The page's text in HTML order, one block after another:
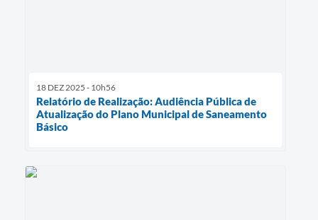
18 DEZ 2025 - 10h56
Relatório de Realização: Audiência Pública de
Atualização do Plano Municipal de Saneamento
Básico